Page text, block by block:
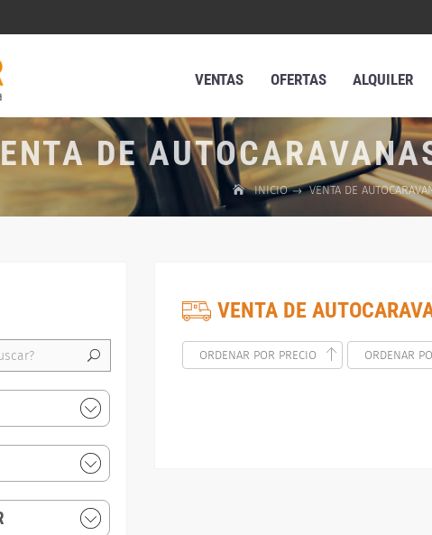
VENTAS OFERTAS ALQUILER
DE
INICIO VENTA DE
VENTA DE
ORDENAR POR PRECIO ORDENAR